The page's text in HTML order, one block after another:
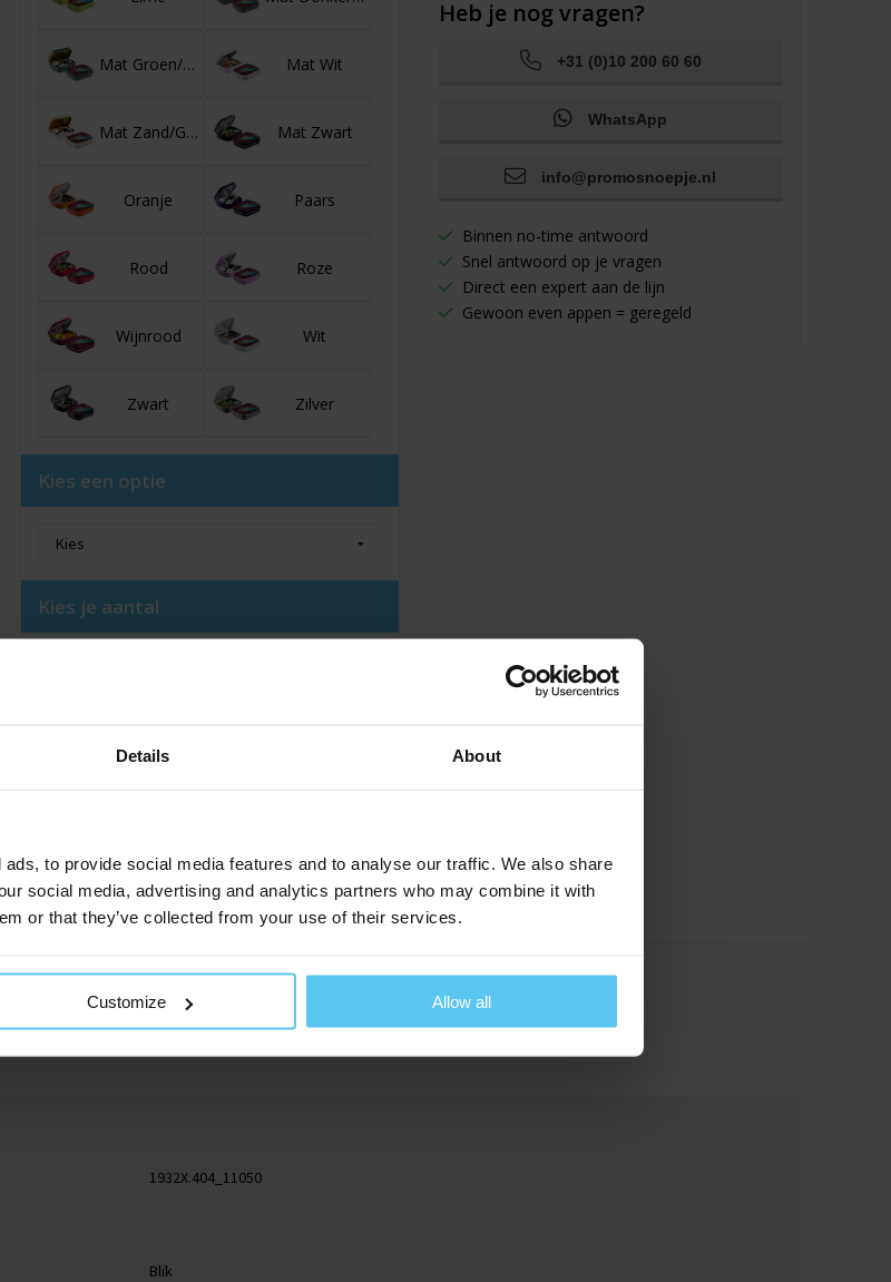
Details About
to provide social media features and to analyse our traffic. We also share
social media, advertising and analytics partners who may combine it with
or that they’ve collected from your use of their services.
Customize Allow all
Mat Groen/Goud Mat Wit
Mat Zand/Goud Mat Zwart
Oranje Paars
Rood Roze
Wijnrood Wit
Zwart Zilver
Kies een optie
Kies je aantal
Heb je nog vragen?
+31 (0)10 200 60 60
WhatsApp
info@promosnoepje.nl
Binnen no-time antwoord
Snel antwoord op je vragen
Direct een expert aan de lijn
Gewoon even appen = geregeld
1932X.404_11050
Blik